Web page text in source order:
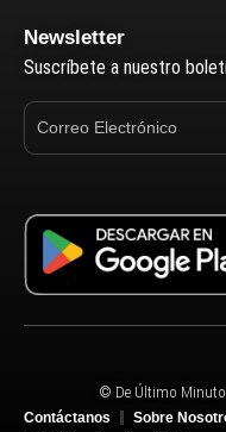
Newsletter
Suscríbete a nuestro
© De Último
Contáctanos
Sobre